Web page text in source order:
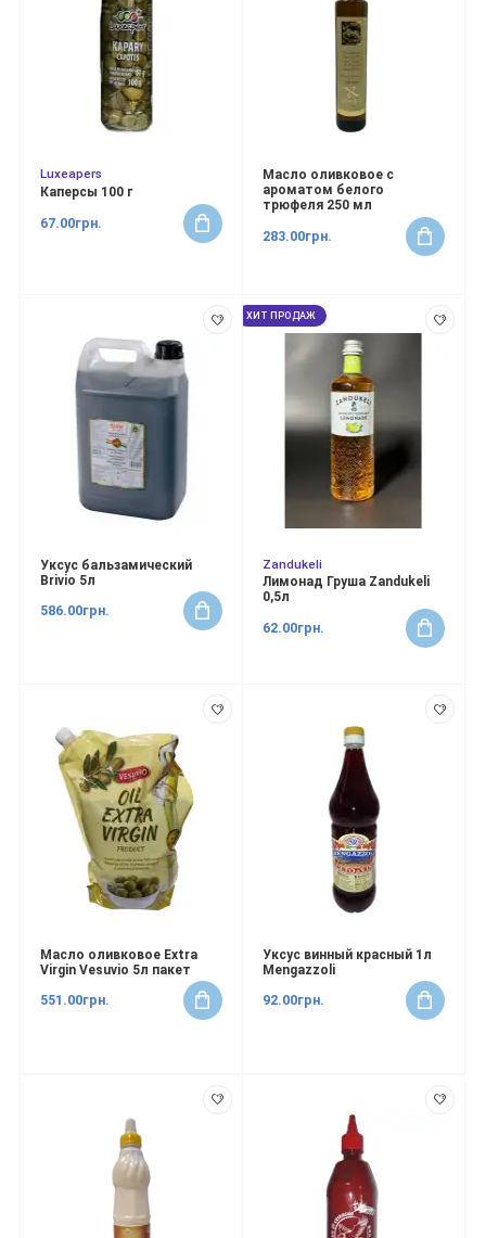
Luxeapers
Каперсы 100 г
67.00грн.
Масло оливковое с
ароматом белого
трюфеля 250 мл
283.00грн.
Уксус бальзамический
Brivio 5л
586.00грн.
ХИТ ПРОДАЖ
Zandukeli
Лимонад Груша Zandukeli
0,5л
62.00грн.
Масло оливковое Extra
Virgin Vesuvio 5л пакет
551.00грн.
Уксус винный красный 1л
Mengazzoli
92.00грн.